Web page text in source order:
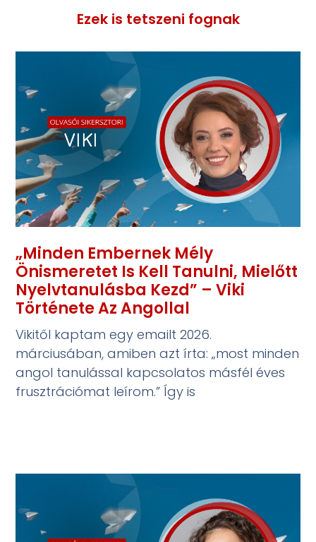
Ezek is tetszeni fognak
„Minden Embernek Mély
Önismeretet Is Kell Tanulni, Mielőtt
Nyelvtanulásba Kezd” – Viki
Története Az Angollal
Vikitől kaptam egy emailt 2026.
márciusában, amiben azt írta: „most minden
angol tanulással kapcsolatos másfél éves
frusztrációmat leírom.” Így is